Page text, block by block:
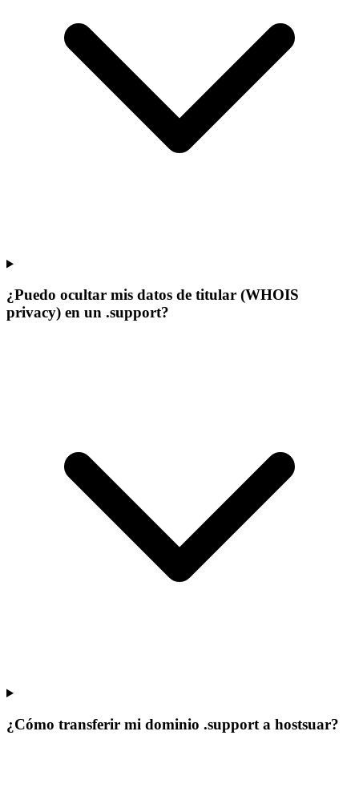
¿Puedo ocultar mis datos de titular (WHOIS
privacy) en un .support?
¿Cómo transferir mi dominio .support a hostsuar?